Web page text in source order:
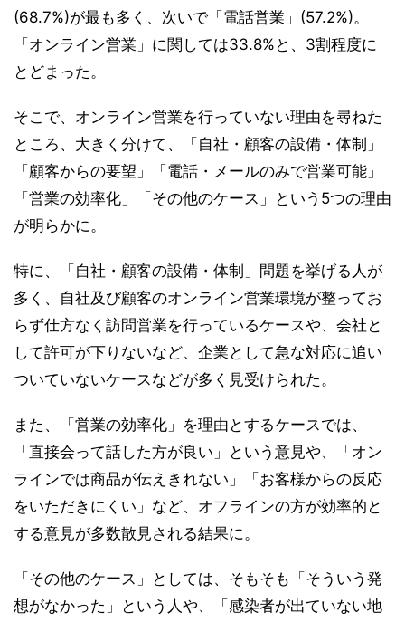
(68.7%)が最も多く、次いで「電話営業」(57.2%)。
「オンライン営業」に関しては33.8%と、3割程度に
とどまった。
そこで、オンライン営業を行っていない理由を尋ねた
ところ、大きく分けて、「自社・顧客の設備・体制」
「顧客からの要望」「電話・メールのみで営業可能」
「営業の効率化」「その他のケース」という5つの理由
が明らかに。
特に、「自社・顧客の設備・体制」問題を挙げる人が
多く、自社及び顧客のオンライン営業環境が整ってお
らず仕方なく訪問営業を行っているケースや、会社と
して許可が下りないなど、企業として急な対応に追い
ついていないケースなどが多く見受けられた。
また、「営業の効率化」を理由とするケースでは、
「直接会って話した方が良い」という意見や、「オン
ラインでは商品が伝えきれない」「お客様からの反応
をいただきにくい」など、オフラインの方が効率的と
する意見が多数散見される結果に。
「その他のケース」としては、そもそも「そういう発
想がなかった」という人や、「感染者が出ていない地